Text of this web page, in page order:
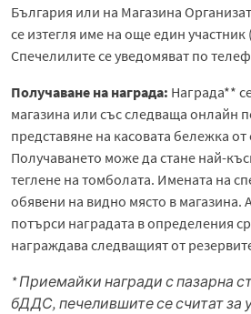
България или на Магазина
се изтегля име на още един участник
Спечелилите се уведомяват по
Получаване на награда: Награда**
магазина или със следваща онлайн
представяне на касовата бележка
Получаването може да стане най-
теглене на томболата. Имената на
обявени на видно място в магазина.
потърси наградата в определения
награждава следващият от
* Приемайки награди с пазарна
бДДС, печелившите се считат за